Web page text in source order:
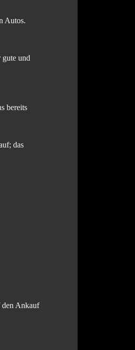
Autos.
und
bereits
das
Ankauf